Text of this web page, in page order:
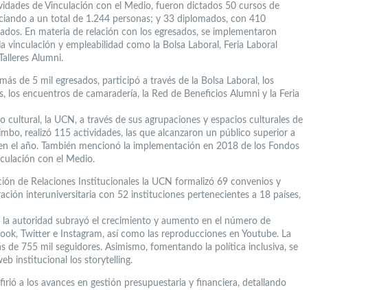
de Vinculación con el Medio, fueron dictados 50 cursos de
a un total de 1.244 personas; y 33 diplomados, con 410
En materia de relación con los egresados, se implementaron
vinculación y empleabilidad como la Bolsa Laboral, Feria Laboral
Alumni.
de 5 mil egresados, participó a través de la Bolsa Laboral, los
los encuentros de camaradería, la Red de Beneficios Alumni y la Feria
cultural, la UCN, a través de sus agrupaciones y espacios culturales de
realizó 115 actividades, las que alcanzaron un público superior a
el año. También mencionó la implementación en 2018 de los Fondos
con el Medio.
de Relaciones Institucionales la UCN formalizó 69 convenios y
interuniversitaria con 52 instituciones pertenecientes a 18 países,
la autoridad subrayó el crecimiento y aumento en el número de
Twitter e Instagram, así como las reproducciones en Youtube. La
de 755 mil seguidores. Asimismo, fomentando la política inclusiva, se
institucional los storytelling.
a los avances en gestión presupuestaria y financiera, detallando